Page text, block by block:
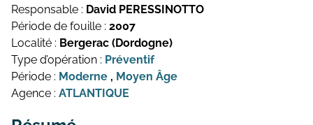
Études géoarchéologiques
Communication et Valorisation
Responsable : David PERESSINOTTO
Période de fouille : 2007
Localité : Bergerac (Dordogne)
Type d’opération : Préventif
Période : Moderne , Moyen Âge
Agence : ATLANTIQUE